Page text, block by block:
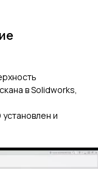
в Solidworks,
и